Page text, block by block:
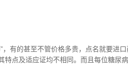
有的甚至不管价格多贵，点名就要
点及适应证均不相同。而且每位糖尿